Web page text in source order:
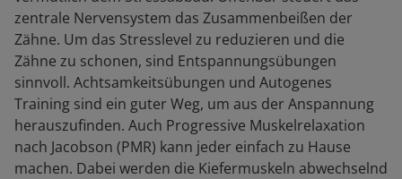
zentrale Nervensystem das Zusammenbeißen der
Zähne. Um das Stresslevel zu reduzieren und die
Zähne zu schonen, sind Entspannungsübungen
sinnvoll. Achtsamkeitsübungen und Autogenes
Training sind ein guter Weg, um aus der Anspannung
herauszufinden. Auch Progressive Muskelrelaxation
nach Jacobson (PMR) kann jeder einfach zu Hause
machen. Dabei werden die Kiefermuskeln abwechselnd